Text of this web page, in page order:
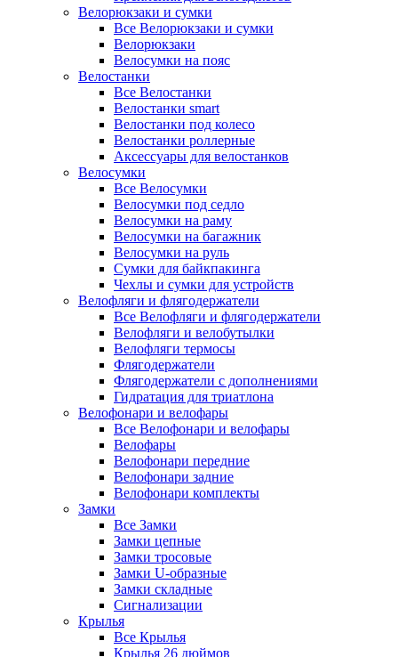
Велорюкзаки и сумки
Все Велорюкзаки и сумки
Велорюкзаки
Велосумки на пояс
Велостанки
Все Велостанки
Велостанки smart
Велостанки под колесо
Велостанки роллерные
Аксессуары для велостанков
Велосумки
Все Велосумки
Велосумки под седло
Велосумки на раму
Велосумки на багажник
Велосумки на руль
Сумки для байкпакинга
Чехлы и сумки для устройств
Велофляги и флягодержатели
Все Велофляги и флягодержатели
Велофляги и велобутылки
Велофляги термосы
Флягодержатели
Флягодержатели с дополнениями
Гидратация для триатлона
Велофонари и велофары
Все Велофонари и велофары
Велофары
Велофонари передние
Велофонари задние
Велофонари комплекты
Замки
Все Замки
Замки цепные
Замки тросовые
Замки U-образные
Замки складные
Сигнализации
Крылья
Все Крылья
Крылья 26 дюймов